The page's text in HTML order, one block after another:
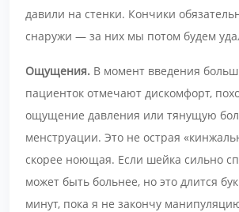
давили на стенки. Кончики
снаружи — за них мы потом будем
Ощущения. В момент введения
пациенток отмечают дискомфорт,
ощущение давления или тянущую
менструации. Это не острая
скорее ноющая. Если шейка сильно
может быть больнее, но это длится
минут, пока я не закончу